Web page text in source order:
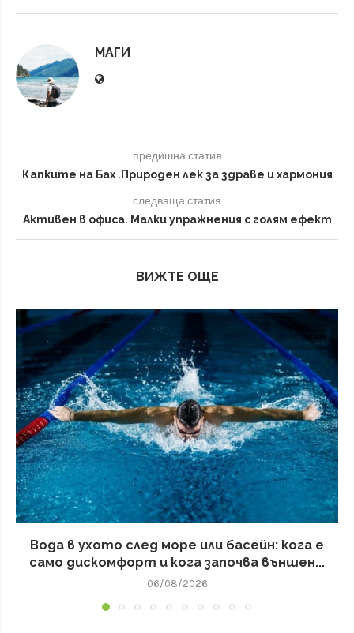
МАГИ
предишна статия
Капките на Бах .Природен лек за здраве и хармония
следваща статия
Активен в офиса. Малки упражнения с голям ефект
ВИЖТЕ ОЩЕ
Вода в ухото след море или басейн: кога е
само дискомфорт и кога започва външен...
06/08/2026